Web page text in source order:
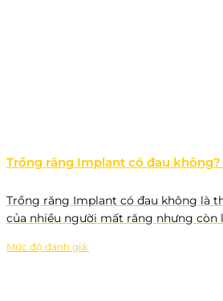
Trồng răng Implant có đau
Trồng răng Implant có đau không là
của nhiều người mất răng nhưng còn
Mức độ đánh giá: